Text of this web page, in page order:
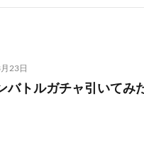
23日
バトルガチャ引いてみ